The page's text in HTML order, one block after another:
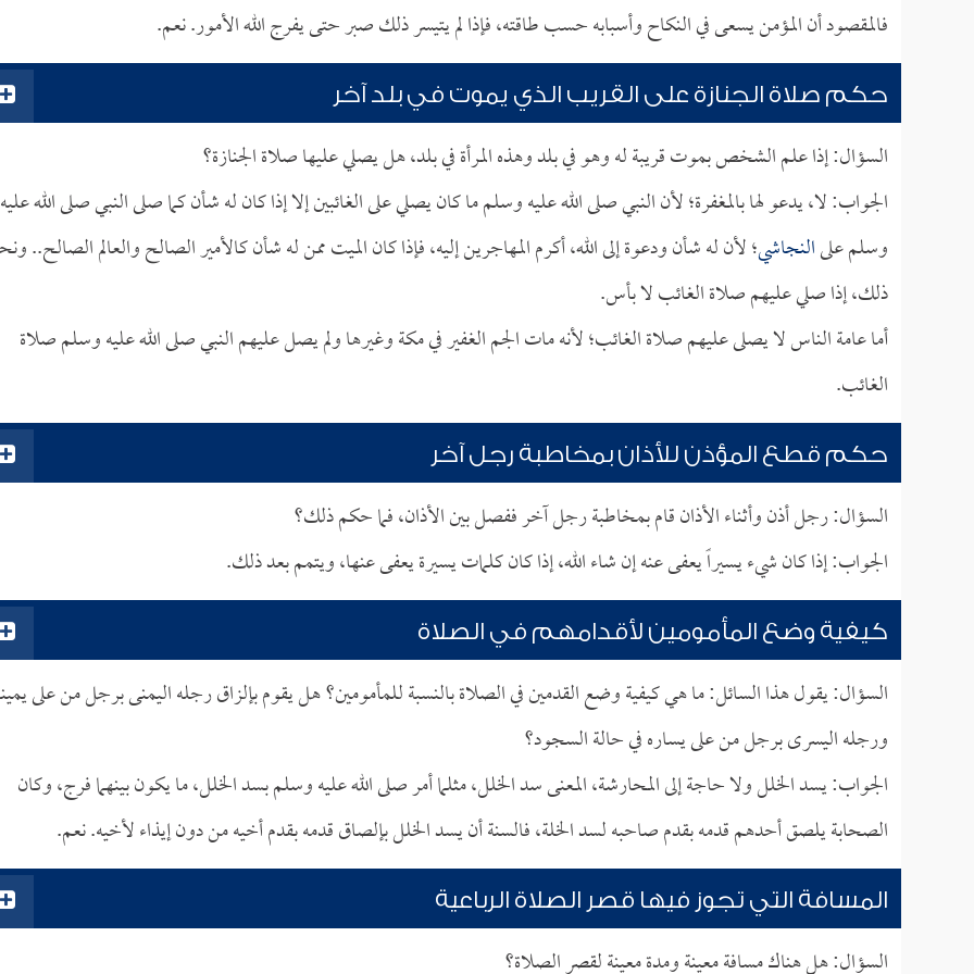
فالمقصود أن المؤمن يسعى في النكاح وأسبابه حسب طاقته، فإذا لم يتيسر ذلك صبر حتى يفرج الله الأمور. نعم.
حكم صلاة الجنازة على القريب الذي يموت في بلد آخر
السؤال: إذا علم الشخص بموت قريبة له وهو في بلد وهذه المرأة في بلد، هل يصلي عليها صلاة الجنازة؟
الجواب: لا، يدعو لها بالمغفرة؛ لأن النبي صلى الله عليه وسلم ما كان يصلي على الغائبين إلا إذا كان له شأن كما صلى النبي صلى الله عليه
وسلم علىالنجاشي؛ لأن له شأن ودعوة إلى الله، أكرم المهاجرين إليه، فإذا كان الميت ممن له شأن كالأمير الصالح والعالم الصالح..
ذلك، إذا صلي عليهم صلاة الغائب لا بأس.
أما عامة الناس لا يصلى عليهم صلاة الغائب؛ لأنه مات الجم الغفير في مكة وغيرها ولم يصل عليهم النبي صلى الله عليه وسلم صلاة
الغائب.
حكم قطع المؤذن للأذان بمخاطبة رجل آخر
السؤال: رجل أذن وأثناء الأذان قام بمخاطبة رجل آخر ففصل بين الأذان، فما حكم ذلك؟
الجواب: إذا كان شيء يسيراً يعفى عنه إن شاء الله، إذا كان كلمات يسيرة يعفى عنها، ويتمم بعد ذلك.
كيفية وضع المأمومين لأقدامهم في الصلاة
السؤال: يقول هذا السائل: ما هي كيفية وضع القدمين في الصلاة بالنسبة للمأمومين؟ هل يقوم بإلزاق رجله اليمنى برجل من على
ورجله اليسرى برجل من على يساره في حالة السجود؟
الجواب: يسد الخلل ولا حاجة إلى المحارشة، المعنى سد الخلل، مثلما أمر صلى الله عليه وسلم بسد الخلل، ما يكون بينهما فرج، وكان
الصحابة يلصق أحدهم قدمه بقدم صاحبه لسد الخلة، فالسنة أن يسد الخلل بإلصاق قدمه بقدم أخيه من دون إيذاء لأخيه. نعم.
المسافة التي تجوز فيها قصر الصلاة الرباعية
السؤال: هل هناك مسافة معينة ومدة معينة لقصر الصلاة؟